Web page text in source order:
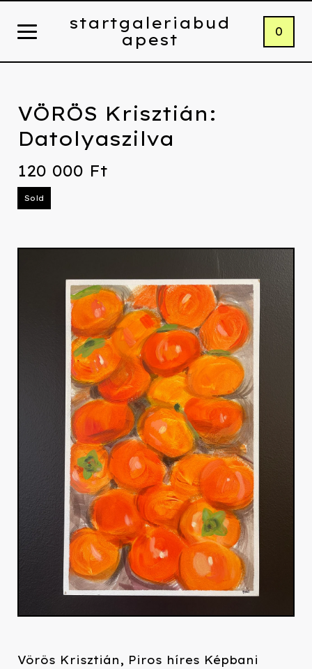
startgaleriabud
apest
0
VÖRÖS Krisztián:
Datolyaszilva
120 000 Ft
Sold
Vörös Krisztián, Piros híres Képbani